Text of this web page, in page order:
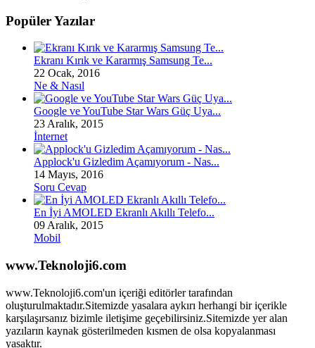
Popüler Yazılar
Ekranı Kırık ve Kararmış Samsung Te...
22 Ocak, 2016
Ne & Nasıl
Google ve YouTube Star Wars Güç Uya...
23 Aralık, 2015
İnternet
Applock'u Gizledim Açamıyorum - Nas...
14 Mayıs, 2016
Soru Cevap
En İyi AMOLED Ekranlı Akıllı Telefo...
09 Aralık, 2015
Mobil
www.Teknoloji6.com
www.Teknoloji6.com'un içeriği editörler tarafından
oluşturulmaktadır.Sitemizde yasalara aykırı herhangi bir içerikle
karşılaşırsanız bizimle iletişime geçebilirsiniz.Sitemizde yer alan
yazıların kaynak gösterilmeden kısmen de olsa kopyalanması
yasaktır.